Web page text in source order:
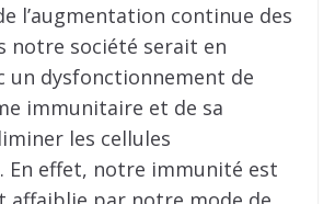
l’augmentation continue des
notre société serait en
un dysfonctionnement de
immunitaire et de sa
les cellules
En effet, notre immunité est